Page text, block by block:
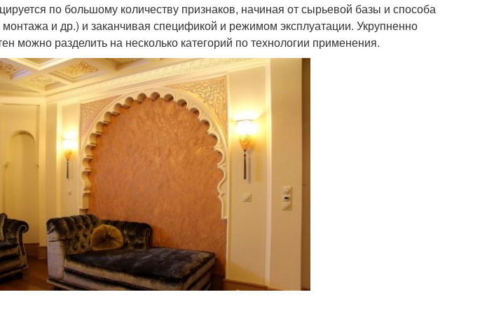
по большому количеству признаков, начиная от сырьевой базы и способа
и др.) и заканчивая спецификой и режимом эксплуатации. Укрупненно
можно разделить на несколько категорий по технологии применения.